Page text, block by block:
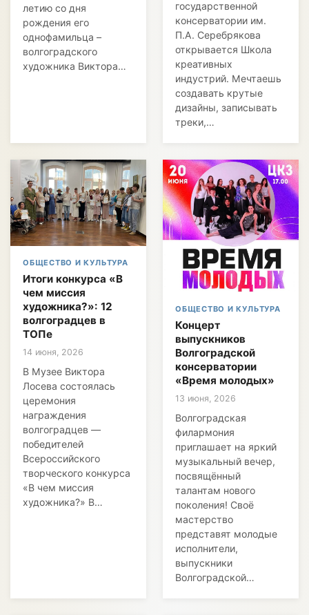
летию со дня
рождения его
однофамильца –
волгоградского
художника Виктора…
государственной
консерватории им.
П.А. Серебрякова
открывается Школа
креативных
индустрий. Мечтаешь
создавать крутые
дизайны, записывать
треки,…
ОБЩЕСТВО И КУЛЬТУРА
Итоги конкурса «В
чем миссия
художника?»: 12
волгоградцев в
ТОПе
14 июня, 2026
В Музее Виктора
Лосева состоялась
церемония
награждения
волгоградцев —
победителей
Всероссийского
творческого конкурса
«В чем миссия
художника?» В…
ОБЩЕСТВО И КУЛЬТУРА
Концерт
выпускников
Волгоградской
консерватории
«Время молодых»
13 июня, 2026
Волгоградская
филармония
приглашает на яркий
музыкальный вечер,
посвящённый
талантам нового
поколения! Своё
мастерство
представят молодые
исполнители,
выпускники
Волгоградской…